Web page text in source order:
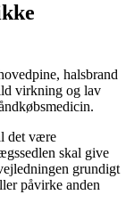
halsbrand
virkning og lav
det være
skal give
grundigt
påvirke anden